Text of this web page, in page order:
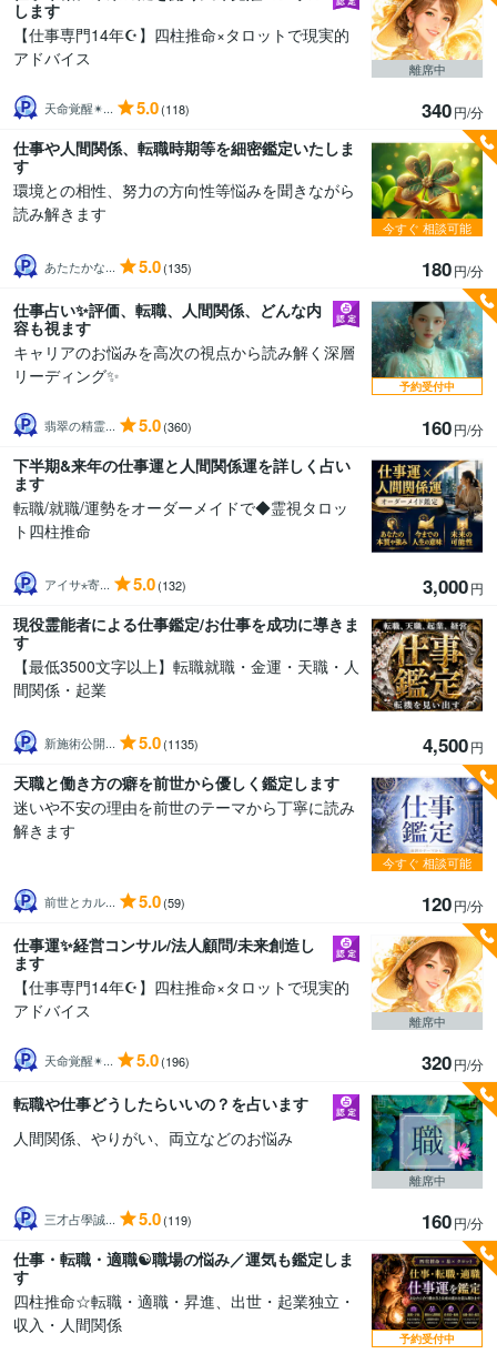
します
【仕事専門14年☪️】四柱推命×タロットで現実的
アドバイス
天命覚醒✴... 5.0(118) 340円/分
離席中
仕事や人間関係、転職時期等を細密鑑定いたしま
す
環境との相性、努力の方向性等悩みを聞きながら
読み解きます
あたたかな... 5.0(135) 180円/分
今すぐ 相談可能
仕事占い✨評価、転職、人間関係、どんな内
容も視ます
キャリアのお悩みを高次の視点から読み解く深層
リーディング✨
翡翠の精霊... 5.0(360) 160円/分
予約受付中
下半期&来年の仕事運と人間関係運を詳しく占い
ます
転職/就職/運勢をオーダーメイドで◆霊視タロッ
ト四柱推命
アイサ⋆寄... 5.0(132) 3,000円
現役霊能者による仕事鑑定/お仕事を成功に導きま
す
【最低3500文字以上】転職就職・金運・天職・人
間関係・起業
新施術公開... 5.0(1135) 4,500円
天職と働き方の癖を前世から優しく鑑定します
迷いや不安の理由を前世のテーマから丁寧に読み
解きます
前世とカル... 5.0(59) 120円/分
今すぐ 相談可能
仕事運✨経営コンサル/法人顧問/未来創造し
ます
【仕事専門14年☪️】四柱推命×タロットで現実的
アドバイス
天命覚醒✴... 5.0(196) 320円/分
離席中
転職や仕事どうしたらいいの？を占います
人間関係、やりがい、両立などのお悩み
三才占學誠... 5.0(119) 160円/分
離席中
仕事・転職・適職☯️職場の悩み／運気も鑑定しま
す
四柱推命☆転職・適職・昇進、出世・起業独立・
収入・人間関係
予約受付中